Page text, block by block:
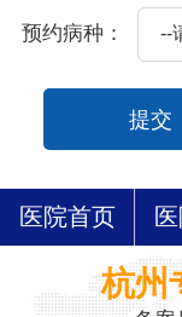
预约病种：
提交
医院首页
杭州